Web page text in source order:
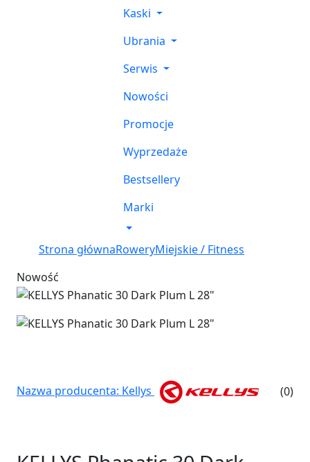
Kaski
Ubrania
Serwis
Nowości
Promocje
Wyprzedaże
Bestsellery
Marki
Strona głównaRoweryMiejskie / Fitness
Nowość
Nazwa producenta: Kellys (0)